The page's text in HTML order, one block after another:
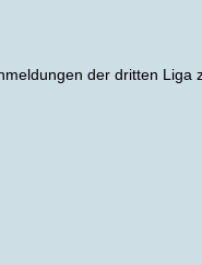
der dritten Liga